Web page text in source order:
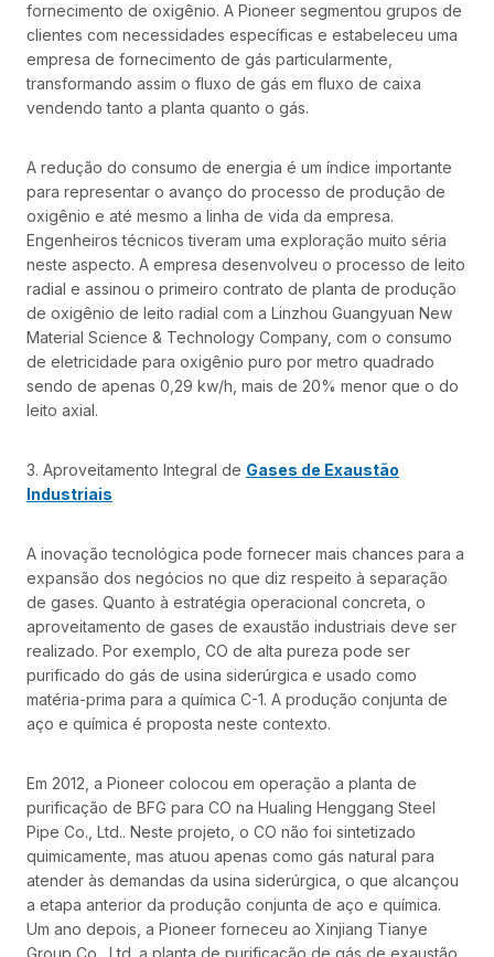
fornecimento de oxigênio. A Pioneer segmentou grupos de
clientes com necessidades específicas e estabeleceu uma
empresa de fornecimento de gás particularmente,
transformando assim o fluxo de gás em fluxo de caixa
vendendo tanto a planta quanto o gás.
A redução do consumo de energia é um índice importante
para representar o avanço do processo de produção de
oxigênio e até mesmo a linha de vida da empresa.
Engenheiros técnicos tiveram uma exploração muito séria
neste aspecto. A empresa desenvolveu o processo de leito
radial e assinou o primeiro contrato de planta de produção
de oxigênio de leito radial com a Linzhou Guangyuan New
Material Science & Technology Company, com o consumo
de eletricidade para oxigênio puro por metro quadrado
sendo de apenas 0,29 kw/h, mais de 20% menor que o do
leito axial.
3. Aproveitamento Integral de Gases de Exaustão
Industriais
A inovação tecnológica pode fornecer mais chances para a
expansão dos negócios no que diz respeito à separação
de gases. Quanto à estratégia operacional concreta, o
aproveitamento de gases de exaustão industriais deve ser
realizado. Por exemplo, CO de alta pureza pode ser
purificado do gás de usina siderúrgica e usado como
matéria-prima para a química C-1. A produção conjunta de
aço e química é proposta neste contexto.
Em 2012, a Pioneer colocou em operação a planta de
purificação de BFG para CO na Hualing Henggang Steel
Pipe Co., Ltd.. Neste projeto, o CO não foi sintetizado
quimicamente, mas atuou apenas como gás natural para
atender às demandas da usina siderúrgica, o que alcançou
a etapa anterior da produção conjunta de aço e química.
Um ano depois, a Pioneer forneceu ao Xinjiang Tianye